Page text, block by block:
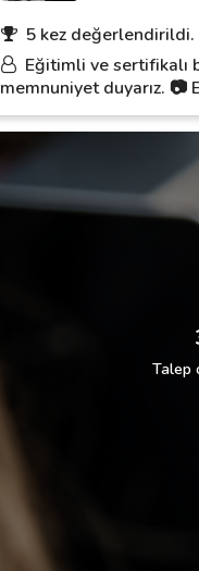
5 kez değerlendirildi.
Eğitimli ve sertifikalı
memnuniyet duyarız.
Talep